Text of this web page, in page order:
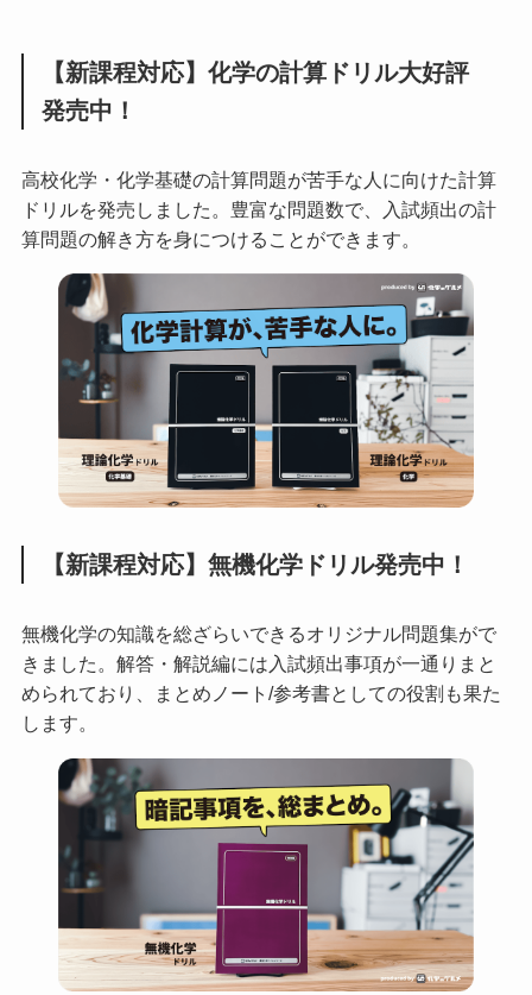
【新課程対応】化学の計算ドリル大好評
発売中！
高校化学・化学基礎の計算問題が苦手な人に向けた計算
ドリルを発売しました。豊富な問題数で、入試頻出の計
算問題の解き方を身につけることができます。
【新課程対応】無機化学ドリル発売中！
無機化学の知識を総ざらいできるオリジナル問題集がで
きました。解答・解説編には入試頻出事項が一通りまと
められており、まとめノート/参考書としての役割も果た
します。